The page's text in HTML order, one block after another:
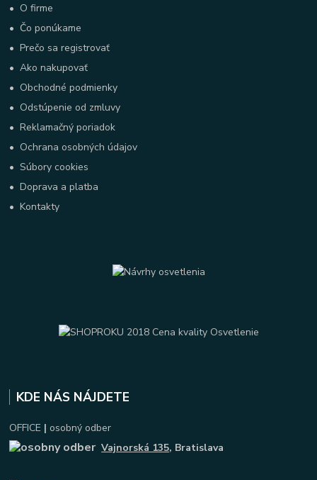
• O firme
• Čo ponúkame
•Prečo sa registrovať
•Ako nakupovať
• Obchodné podmienky
• Odstúpenie od zmluvy
•Reklamačný poriadok
• Ochrana osobných údajov
•Súbory cookies
•Doprava a platba
•Kontakty
KDE NÁS NÁJDETE
OFFICE | osobný odber
Vajnorská 135, Bratislava